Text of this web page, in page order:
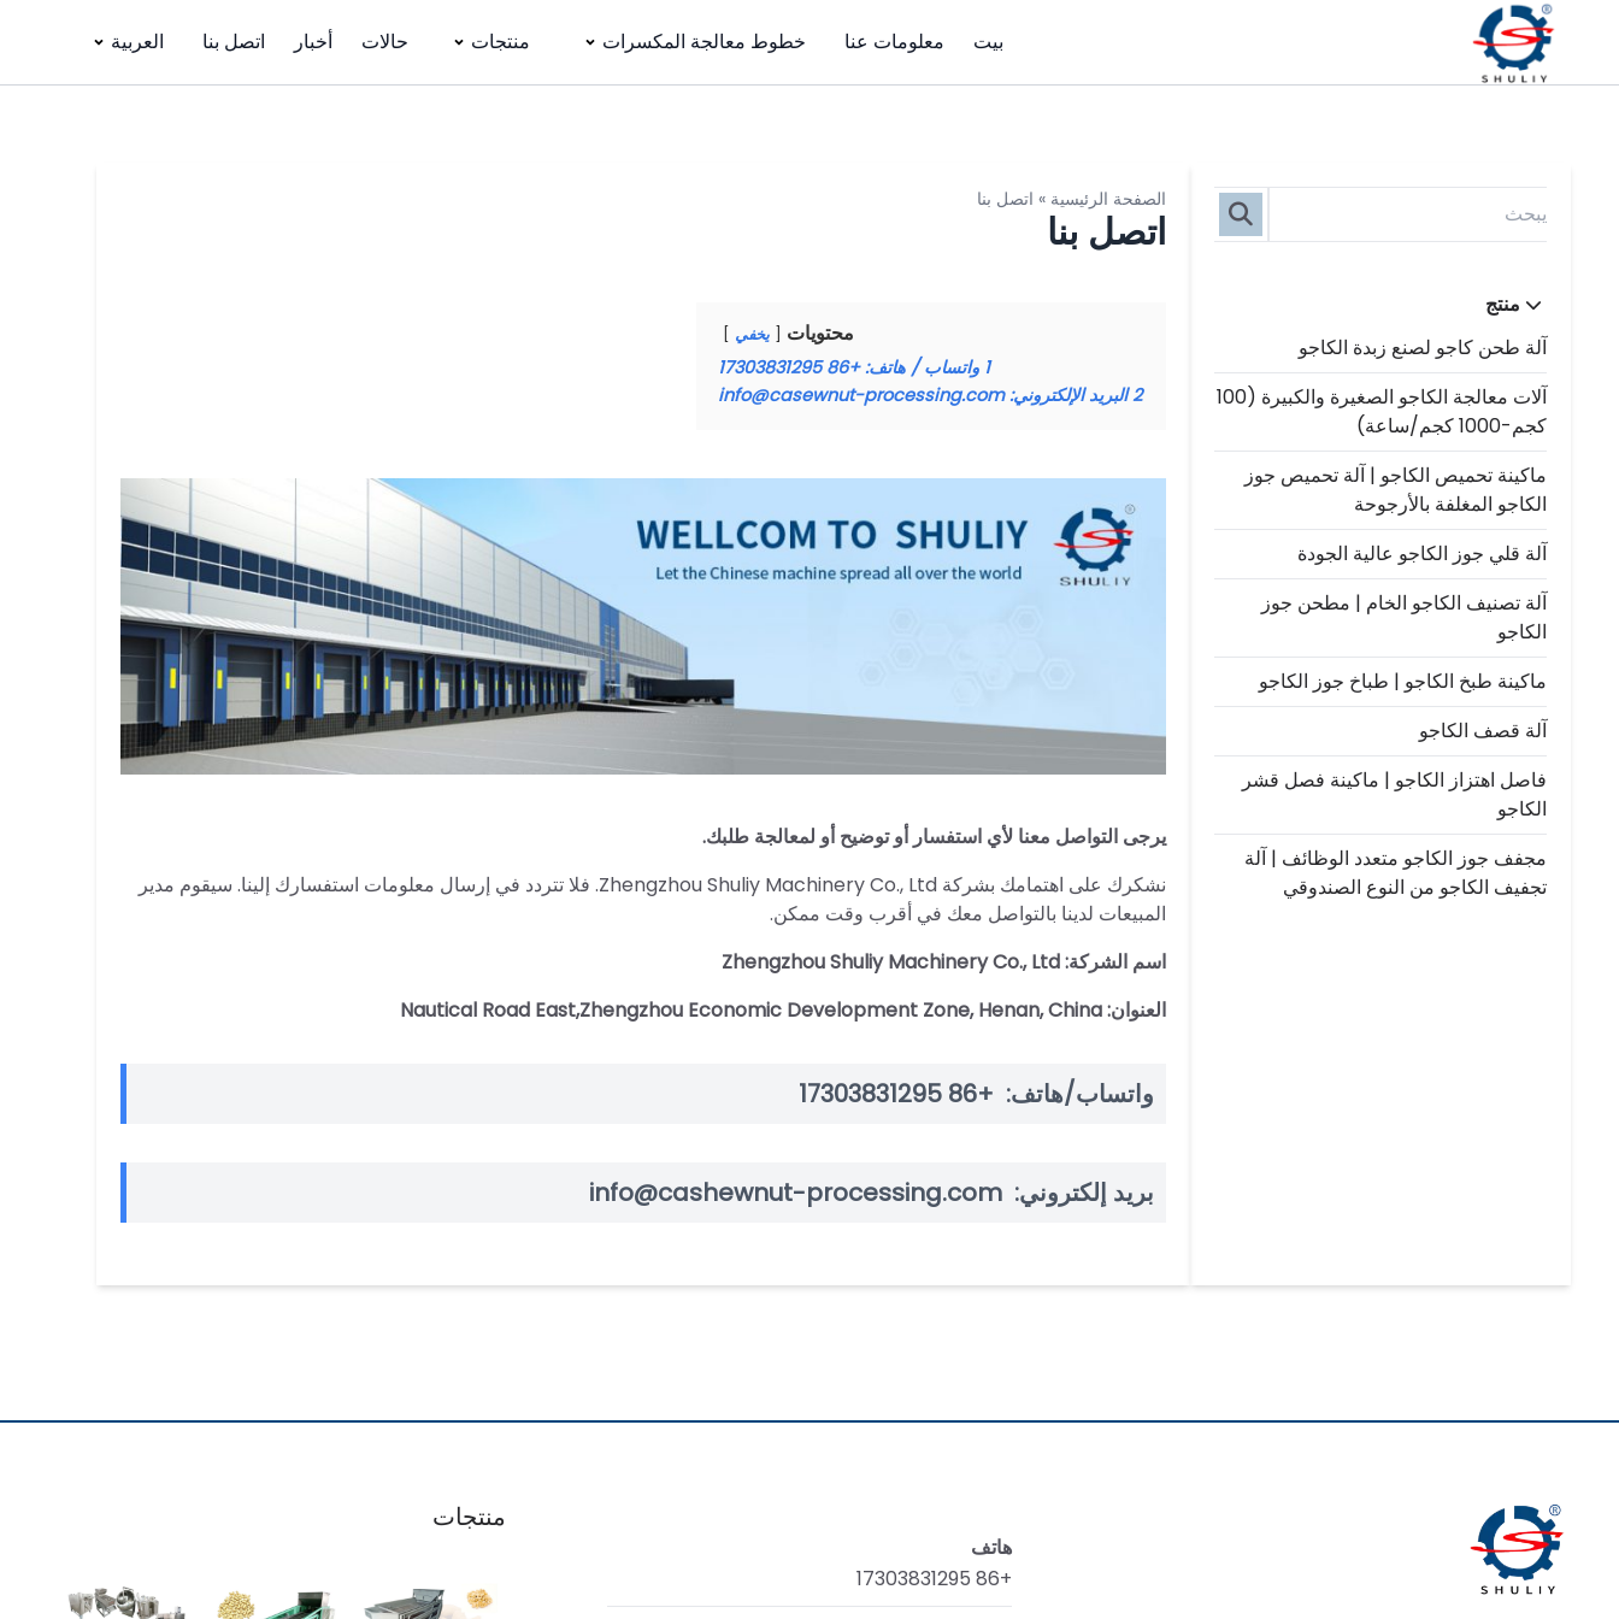
بيت معلومات عنا خطوط معالجة المكسرات منتجات حالات أخبار اتصل بنا العربية
منتج
آلة طحن كاجو لصنع زبدة الكاجو
آلات معالجة الكاجو الصغيرة والكبيرة (100
كجم-1000 كجم/ساعة)
ماكينة تحميص الكاجو | آلة تحميص جوز
الكاجو المغلفة بالأرجوحة
آلة قلي جوز الكاجو عالية الجودة
آلة تصنيف الكاجو الخام | مطحن جوز
الكاجو
ماكينة طبخ الكاجو | طباخ جوز الكاجو
آلة قصف الكاجو
فاصل اهتزاز الكاجو | ماكينة فصل قشر
الكاجو
مجفف جوز الكاجو متعدد الوظائف | آلة
تجفيف الكاجو من النوع الصندوقي
الصفحة الرئيسية » اتصل بنا
اتصل بنا
محتويات يخفي
1 واتساب / هاتف: +86 17303831295
2 البريد الإلكتروني: info@casewnut-processing.com
يرجى التواصل معنا لأي استفسار أو توضيح أو لمعالجة طلبك.
نشكرك على اهتمامك بشركة Zhengzhou Shuliy Machinery Co., Ltd. فلا تتردد في إرسال معلومات استفسارك إلينا. سيقوم مدير
المبيعات لدينا بالتواصل معك في أقرب وقت ممكن.
اسم الشركة: Zhengzhou Shuliy Machinery Co., Ltd
العنوان:Nautical Road East,Zhengzhou Economic Development Zone, Henan, China
واتساب/هاتف: +86 17303831295
بريد إلكتروني:
هاتف
+86 17303831295
منتجات